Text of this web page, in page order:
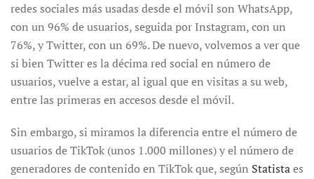
redes sociales más usadas desde el móvil son WhatsApp,
con un 96% de usuarios, seguida por Instagram, con un
76%, y Twitter, con un 69%. De nuevo, volvemos a ver que
si bien Twitter es la décima red social en número de
usuarios, vuelve a estar, al igual que en visitas a su web,
entre las primeras en accesos desde el móvil.
Sin embargo, si miramos la diferencia entre el número de
usuarios de TikTok (unos 1.000 millones) y el número de
generadores de contenido en TikTok que, según Statistaes